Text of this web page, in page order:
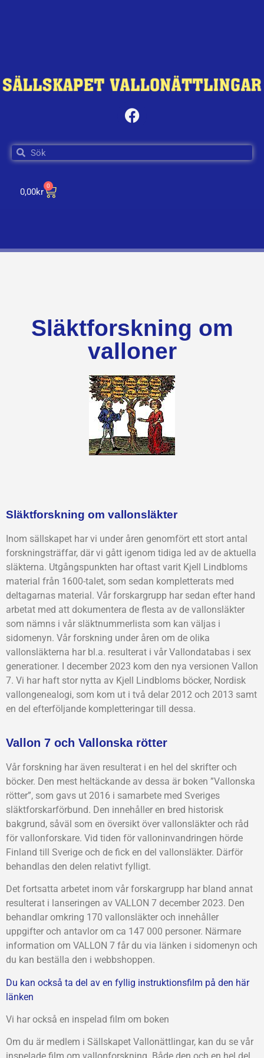
0,00kr
0
Släktforskning om
valloner
Släktforskning om vallonsläkter
Inom sällskapet har vi under åren genomfört ett stort antal
forskningsträffar, där vi gått igenom tidiga led av de aktuella
släkterna. Utgångspunkten har oftast varit Kjell Lindbloms
material från 1600-talet, som sedan kompletterats med
deltagarnas material. Vår forskargrupp har sedan efter hand
arbetat med att dokumentera de flesta av de vallonsläkter
som nämns i vår släktnummerlista som kan väljas i
sidomenyn. Vår forskning under åren om de olika
vallonsläkterna har bl.a. resulterat i vår Vallondatabas i sex
generationer. I december 2023 kom den nya versionen Vallon
7. Vi har haft stor nytta av Kjell Lindbloms böcker, Nordisk
vallongenealogi, som kom ut i två delar 2012 och 2013 samt
en del efterföljande kompletteringar till dessa.
Vallon 7 och Vallonska rötter
Vår forskning har även resulterat i en hel del skrifter och
böcker. Den mest heltäckande av dessa är boken ”Vallonska
rötter”, som gavs ut 2016 i samarbete med Sveriges
släktforskarförbund. Den innehåller en bred historisk
bakgrund, såväl som en översikt över vallonsläkter och råd
för vallonforskare. Vid tiden för valloninvandringen hörde
Finland till Sverige och de fick en del vallonsläkter. Därför
behandlas den delen relativt fylligt.
Det fortsatta arbetet inom vår forskargrupp har bland annat
resulterat i lanseringen av VALLON 7 december 2023. Den
behandlar omkring 170 vallonsläkter och innehåller
uppgifter och antavlor om ca 147 000 personer. Närmare
information om VALLON 7 får du via länken i sidomenyn och
du kan beställa den i webbshoppen.
Du kan också ta del av en fyllig instruktionsfilm på den här
länken
Vi har också en inspelad film om boken
Om du är medlem i Sällskapet Vallonättlingar, kan du se vår